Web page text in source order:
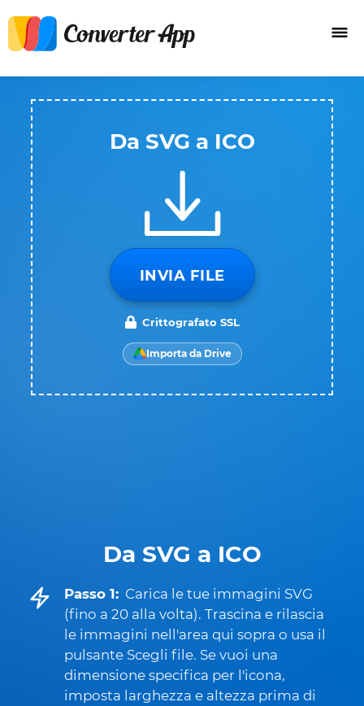
Da SVG a ICO
Passo 1: Carica le tue immagini SVG
(fino a 20 alla volta). Trascina e rilascia
le immagini nell'area qui sopra o usa il
pulsante Scegli file. Se vuoi una
dimensione specifica per l'icona,
imposta larghezza e altezza prima di
Da SVG a ICO
INVIA FILE
Crittografato SSL
Importa da Drive